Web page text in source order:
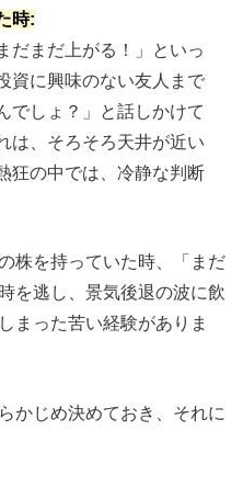
時:
だまだ上がる！」といっ
資に興味のない友人まで
でしょ？」と話しかけて
は、そろそろ天井が近い
狂の中では、冷静な判断
株を持っていた時、「まだ
を逃し、景気後退の波に飲
まった苦い経験がありま
かじめ決めておき、それに